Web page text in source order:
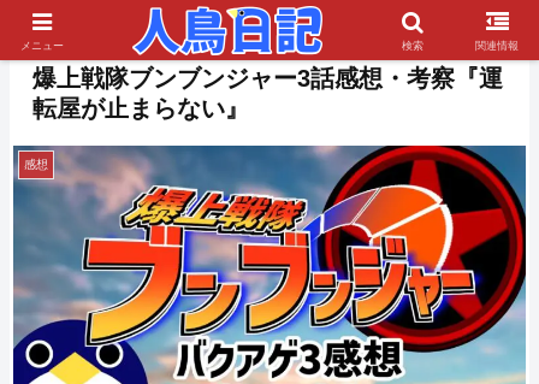
爆上戦隊ブンブンジャー3話感想・考察『運
転屋が止まらない』
感想
メニュー 検索 関連情報